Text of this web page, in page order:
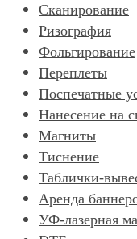
Сканирование
Ризография
Фольгирование
Переплеты
Поспечатные
Нанесение на
Магниты
Тиснение
Таблички-
Аренда
УФ-лазерная